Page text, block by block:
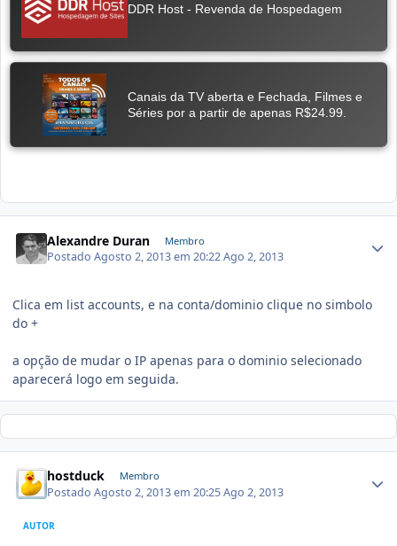
Alexandre Duran Membro
PostadoAgosto 2, 2013 em 20:22Ago 2, 2013
Clica em list accounts, e na conta/dominio clique no simbolo
do +
a opção de mudar o IP apenas para o dominio selecionado
aparecerá logo em seguida.
hostduck Membro
PostadoAgosto 2, 2013 em 20:25Ago 2, 2013
AUTOR